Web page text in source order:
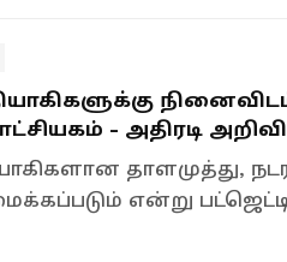
- அதிரடி
தாளமுத்து,
என்று